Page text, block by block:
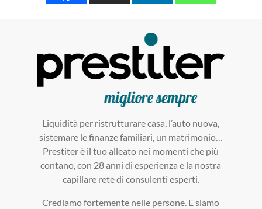
Liquidità per ristrutturare casa, l’auto nuova,
sistemare le finanze familiari, un matrimonio…
Prestiter è il tuo alleato nei momenti che più
contano, con 28 anni di esperienza e la nostra
capillare rete di consulenti esperti.
Crediamo fortemente nelle persone. E siamo